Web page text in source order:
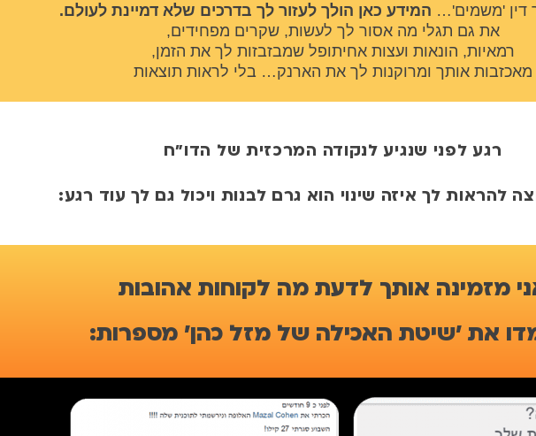
דין 'משמים'…
המידע כאן הולך לעזור לך בדרכים שלא דמיינת לעולם.
​​את גם תגלי מה אסור לך לעשות, שקרים מפחידים,
רמאיות, ​הונאות ועצות אחיתופל שמבזבזות לך את הזמן,
​מאכזבות אותך ומרוקנות לך את הארנק… בלי לראות תוצאות
רגע לפני שנגיע לנקודה המרכזית של הדו״ח
להראות לך איזה שינוי הוא גרם לבנות ויכול גם לך עוד רגע:
מזמינה אותך לדעת מה לקוחות אהובות
את 'שיטת האכילה של מזל כהן' מספרות: